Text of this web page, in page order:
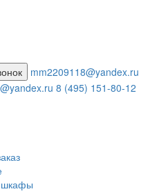
mm2209118@yandex.ru
8 (495) 151-80-12